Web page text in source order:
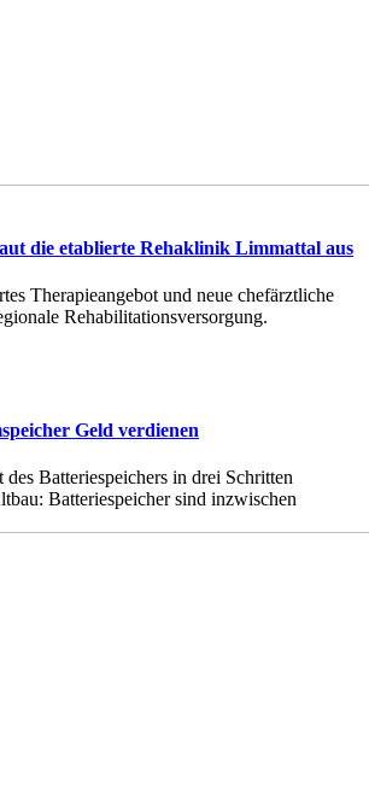
die etablierte Rehaklinik Limmattal aus
Therapieangebot und neue chefärztliche
Rehabilitationsversorgung.
Geld verdienen
Batteriespeichers in drei Schritten
Batteriespeicher sind inzwischen